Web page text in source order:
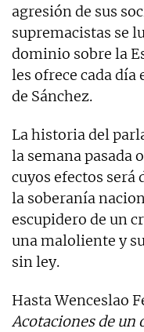
agresión de sus
supremacistas se
dominio sobre la
les ofrece cada día
de Sánchez.
La historia del
la semana pasada
cuyos efectos será
la soberanía
escupidero de un
una maloliente y
sin ley.
Hasta Wenceslao
Acotaciones de un